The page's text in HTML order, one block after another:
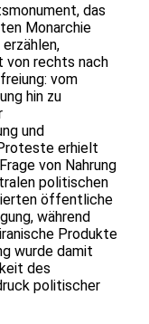
das
Monarchie
von rechts nach
vom
hin zu
und
erhielt
von Nahrung
politischen
öffentliche
während
Produkte
wurde damit
des
politischer